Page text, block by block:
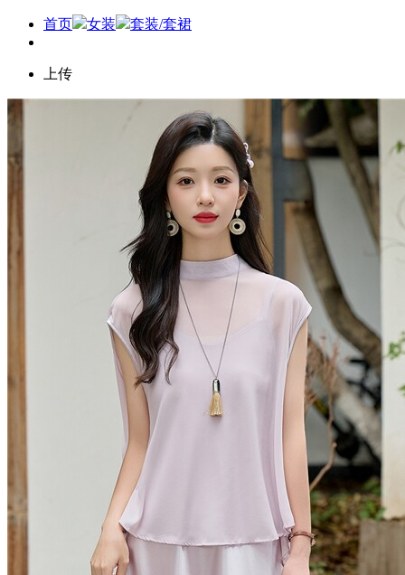
首页 女装 套装/套裙
上传